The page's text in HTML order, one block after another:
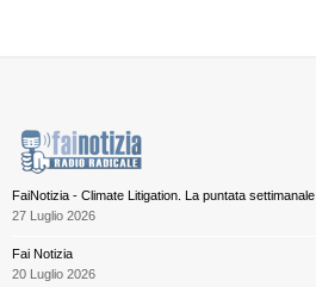
FaiNotizia - Climate Litigation. La puntata settimanale
27 Luglio 2026
Fai Notizia
20 Luglio 2026